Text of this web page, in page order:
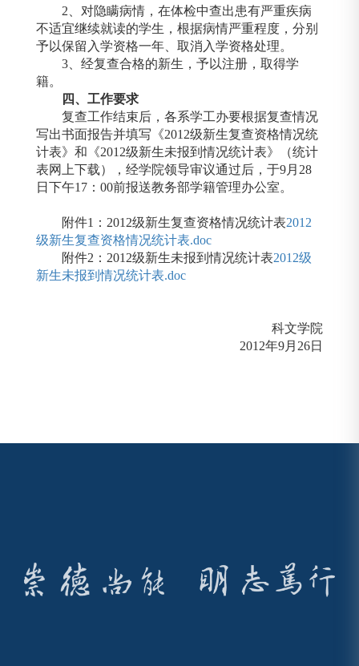
2 、对隐瞒病情，在体检中查出患有严重疾病
不适宜继续就读的学生，根据病情严重程度，分别
予以保留入学资格一年、取消入学资格处理。
3 、经复查合格的新生，予以注册，取得学
籍。
四、工作要求
复查工作结束后，各系学工办要根据复查情况
写出书面报告并填写《2012级新生复查资格情况统
计表》和《2012级新生未报到情况统计表》（统计
表网上下载），经学院领导审议通过后，于9月 28
日下午17 ： 00前报送教务部学籍管理办公室。
附件1 ： 2012级新生复查资格情况统计表2012
级新生复查资格情况统计表.doc
附件2 ： 2012级新生未报到情况统计表2012级
新生未报到情况统计表.doc
科文学院
2012年9月 26日